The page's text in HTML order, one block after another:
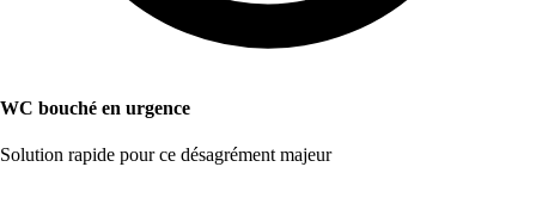
WC bouché en urgence
Solution rapide pour ce désagrément majeur